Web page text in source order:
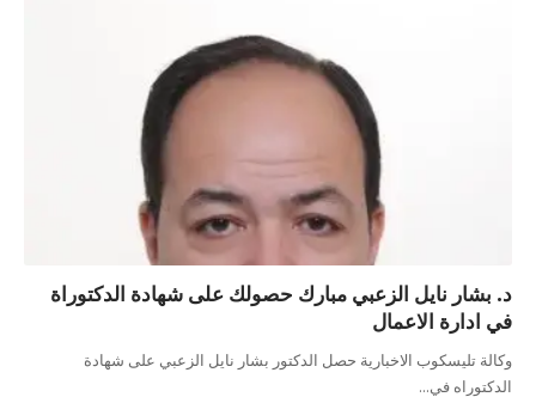
د. بشار نايل الزعبي مبارك حصولك على شهادة الدكتوراة
في ادارة الاعمال
وكالة تليسكوب الاخبارية حصل الدكتور بشار نايل الزعبي على شهادة
الدكتوراه في…